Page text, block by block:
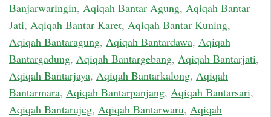
Banjarwaringin, Aqiqah Bantar Agung, Aqiqah Bantar
Jati, Aqiqah Bantar Karet, Aqiqah Bantar Kuning,
Aqiqah Bantaragung, Aqiqah Bantardawa, Aqiqah
Bantargadung, Aqiqah Bantargebang, Aqiqah Bantarjati,
Aqiqah Bantarjaya, Aqiqah Bantarkalong, Aqiqah
Bantarmara, Aqiqah Bantarpanjang, Aqiqah Bantarsari,
Aqiqah Bantarujeg, Aqiqah Bantarwaru, Aqiqah